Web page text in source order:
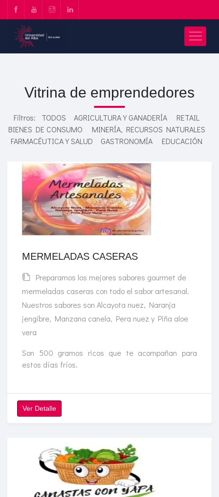
Vitrina de emprendedores
Filtros: TODOS AGRICULTURA Y GANADERÍA
RETAIL
BIENES DE CONSUMO
MINERÍA, RECURSOS NATURALES
FARMACÉUTICA Y SALUD
GASTRONOMÍA EDUCACIÓN
MERMELADAS CASERAS
Preparamos los mejores sabores gourmet de
mermeladas caseras con todo el sabor artesanal.
Nuestros sabores son Alcayota nuez, Naranja
jengibre, Manzana canela, Pera nuez y Piña aloe
vera
Son 500 gramos ricos que te acompañan para
estos días fríos.
Ver Detalle